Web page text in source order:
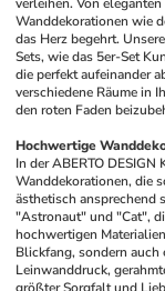
Wanddekorationen wie
das Herz begehrt.
Sets, wie das 5er-Set
die perfekt aufeinander
verschiedene Räume in
den roten Faden
Hochwertige
In der ABERTO
Wanddekorationen, die
ästhetisch ansprechend
"Astronaut" und "Cat",
hochwertigen
Blickfang, sondern
Leinwanddruck,